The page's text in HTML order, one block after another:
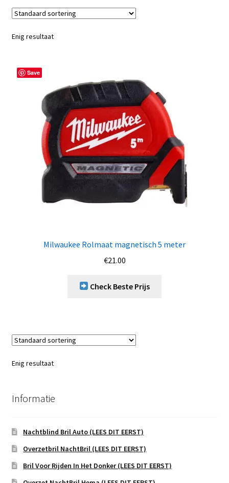
Enig resultaat
Save
Milwaukee Rolmaat magnetisch 5 meter
€21.00
Check Beste Prijs
Enig resultaat
Informatie
Nachtblind Bril Auto (LEES DIT EERST)
Overzetbril NachtBril (LEES DIT EERST)
Bril Voor Rijden In Het Donker (LEES DIT EERST)